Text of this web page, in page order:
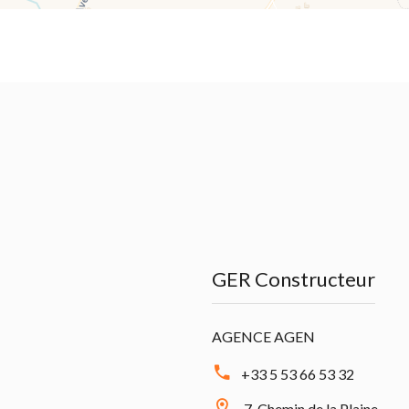
GER Constructeur
AGENCE AGEN
+33 5 53 66 53 32